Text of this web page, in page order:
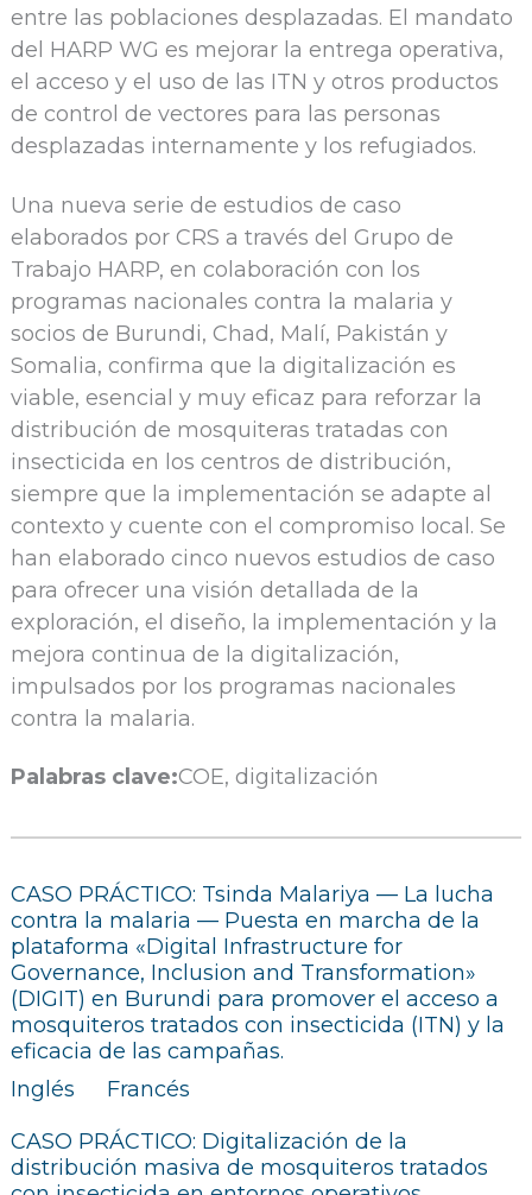
entre las poblaciones desplazadas. El mandato
del HARP WG es mejorar la entrega operativa,
el acceso y el uso de las ITN y otros productos
de control de vectores para las personas
desplazadas internamente y los refugiados.
Una nueva serie de estudios de caso
elaborados por CRS a través del Grupo de
Trabajo HARP, en colaboración con los
programas nacionales contra la malaria y
socios de Burundi, Chad, Malí, Pakistán y
Somalia, confirma que la digitalización es
viable, esencial y muy eficaz para reforzar la
distribución de mosquiteras tratadas con
insecticida en los centros de distribución,
siempre que la implementación se adapte al
contexto y cuente con el compromiso local. Se
han elaborado cinco nuevos estudios de caso
para ofrecer una visión detallada de la
exploración, el diseño, la implementación y la
mejora continua de la digitalización,
impulsados por los programas nacionales
contra la malaria.
Palabras clave:COE, digitalización
CASO PRÁCTICO: Tsinda Malariya — La lucha
contra la malaria — Puesta en marcha de la
plataforma «Digital Infrastructure for
Governance, Inclusion and Transformation»
(DIGIT) en Burundi para promover el acceso a
mosquiteros tratados con insecticida (ITN) y la
eficacia de las campañas.
Inglés
Francés
CASO PRÁCTICO: Digitalización de la
distribución masiva de mosquiteros tratados